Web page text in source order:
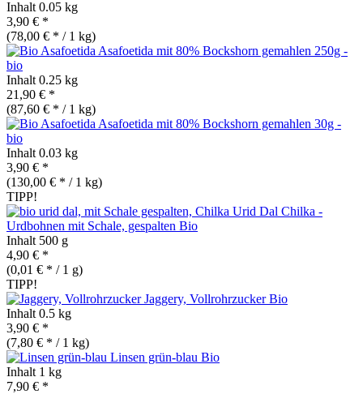
Inhalt 0.05 kg
3,90 € *
(78,00 € * / 1 kg)
Asafoetida mit 80% Bockshorn gemahlen 250g -
bio
Inhalt 0.25 kg
21,90 € *
(87,60 € * / 1 kg)
Asafoetida mit 80% Bockshorn gemahlen 30g -
bio
Inhalt 0.03 kg
3,90 € *
(130,00 € * / 1 kg)
TIPP!
Urid Dal Chilka -
Urdbohnen mit Schale, gespalten Bio
Inhalt 500 g
4,90 € *
(0,01 € * / 1 g)
TIPP!
Jaggery, VollrohrzuckerBio
Inhalt 0.5 kg
3,90 € *
(7,80 € * / 1 kg)
Linsen grün-blau Bio
Inhalt 1 kg
7,90 € *